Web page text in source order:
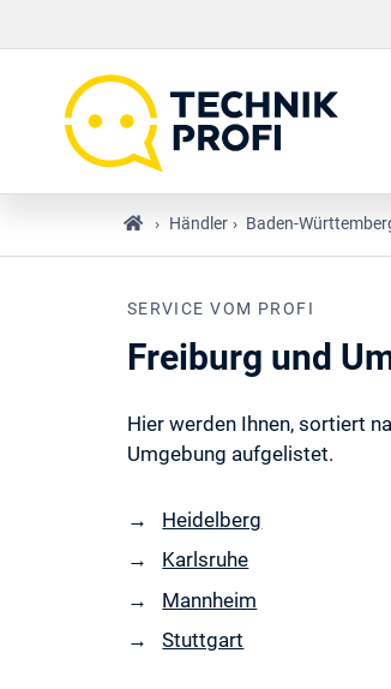
› Händler › Baden-
SERVICE VOM PROFI
Freiburg und
Hier werden Ihnen, sortiert
Umgebung aufgelistet.
Heidelberg
Karlsruhe
Mannheim
Stuttgart